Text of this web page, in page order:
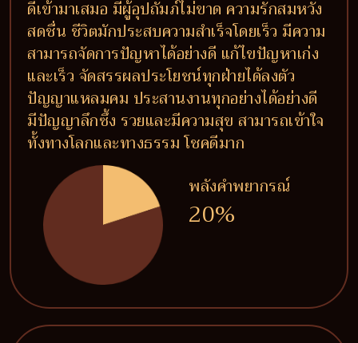
ดีเข้ามาเสมอ มีผู้อุปถัมภ์ไม่ขาด ความรักสมหวัง
สดชื่น ชีวิตมักประสบความสำเร็จโดยเร็ว มีความ
สามารถจัดการปัญหาได้อย่างดี แก้ไขปัญหาเก่ง
และเร็ว จัดสรรผลประโยชน์ทุกฝ่ายได้ลงตัว
ปัญญาแหลมคม ประสานงานทุกอย่างได้อย่างดี
มีปัญญาลึกซึ้ง รวยและมีความสุข สามารถเข้าใจ
ทั้งทางโลกและทางธรรม โชคดีมาก
พลังคำพยากรณ์
20%